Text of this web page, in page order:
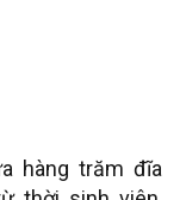
hàng trăm đĩa